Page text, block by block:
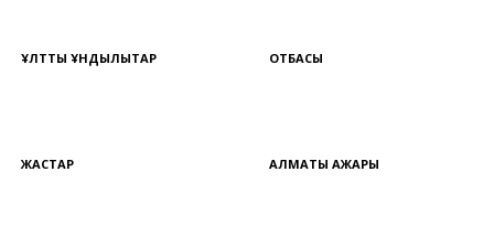
ҰЛТТЫҚ ҚҰНДЫЛЫҚТАР ОТБАСЫ
ЖАСТАР АЛМАТЫ АЖАРЫ